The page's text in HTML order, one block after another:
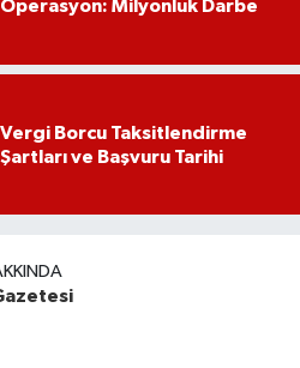
Operasyon: Milyonluk Darbe
Vergi Borcu Taksitlendirme
Şartları ve Başvuru Tarihi